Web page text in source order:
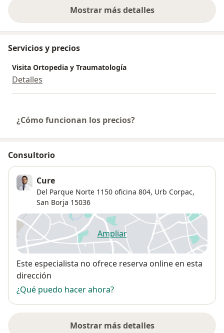
Mostrar más detalles
sobre la experiencia
Servicios y precios
Visita Ortopedia y Traumatología
Detalles
¿Cómo funcionan los precios?
Consultorio
Cure
Del Parque Norte 1150 oficina 804, Urb Corpac,
San Borja 15036
Ampliarse abre en una nueva
Disponibilidad
Este especialista no ofrece reserva online en esta
dirección
¿Qué puedo hacer ahora?
Mostrar más detalles
sobre la dirección